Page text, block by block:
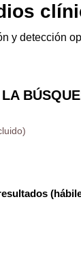
y detección